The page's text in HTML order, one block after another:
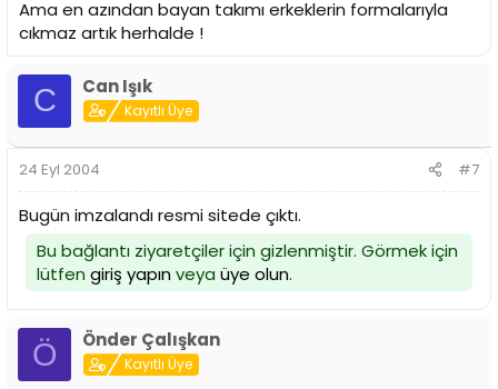
Ama en azından bayan takımı erkeklerin formalarıyla
cıkmaz artık herhalde !
C Can Işık
Kayıtlı Üye
24 Eyl 2004 #7
Bugün imzalandı resmi sitede çıktı.
Bu bağlantı ziyaretçiler için gizlenmiştir. Görmek için
lütfen giriş yapınveya üye olun.
Ö Önder Çalışkan
Kayıtlı Üye